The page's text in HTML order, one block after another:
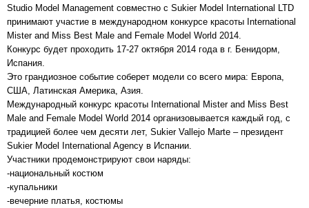
Studio Model Management совместно с Sukier Model International LTD
принимают участие в международном конкурсе красоты International
Mister and Miss Best Male and Female Model World 2014.
Конкурс будет проходить 17-27 октября 2014 года в г. Бенидорм,
Испания.
Это грандиозное событие соберет модели со всего мира: Европа,
США, Латинская Америка, Азия.
Международный конкурс красоты International Mister and Miss Best
Male and Female Model World 2014 организовывается каждый год, с
традицией более чем десяти лет, Sukier Vallejo Marte – президент
Sukier Model International Agency в Испании.
Участники продемонстрируют свои наряды:
-национальный костюм
-купальники
-вечерние платья, костюмы